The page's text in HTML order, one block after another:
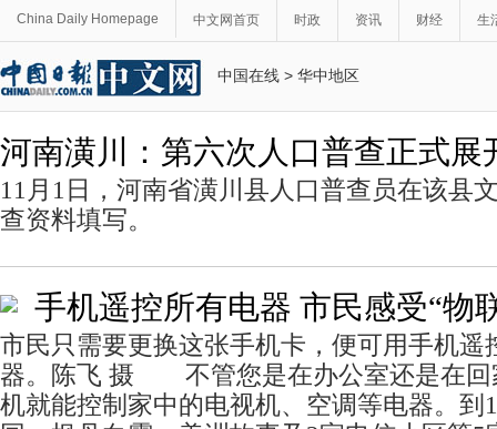
China Daily Homepage 中文网首页 时政 资讯 财经 生
中国在线 > 华中地区
河南潢川：第六次人口普查正式展
11月1日，河南省潢川县人口普查员在该县
查资料填写。
手机遥控所有电器 市民感受“物
市民只需要更换这张手机卡，便可用手机遥
器。陈飞 摄 不管您是在办公室还是在回
机就能控制家中的电视机、空调等电器。到